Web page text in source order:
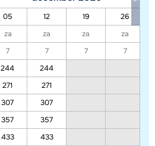
05 12 19
26
za
za za
za
7
7 7
7
244
244
271
271
307
307
357
357
433
433